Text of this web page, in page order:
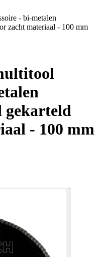
- bi-metalen
zacht materiaal - 100 mm
gekarteld
- 100 mm